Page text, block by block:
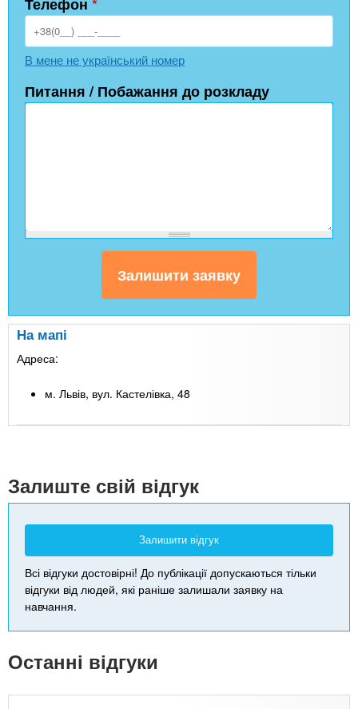
В мене не український номер
Питання / Побажання до розкладу
На мапі
Адреса:
м. Львів, вул. Кастелівка, 48
Залиште свій відгук
Залишити відгук
Всі відгуки достовірні! До публікації допускаються тільки
відгуки від людей, які раніше залишали заявку на
навчання.
Останні відгуки